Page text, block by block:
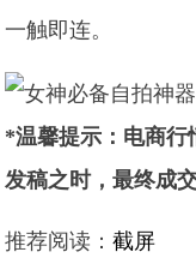
一触即连。
*温馨提示：电商行
发稿之时，最终成
推荐阅读：截屏